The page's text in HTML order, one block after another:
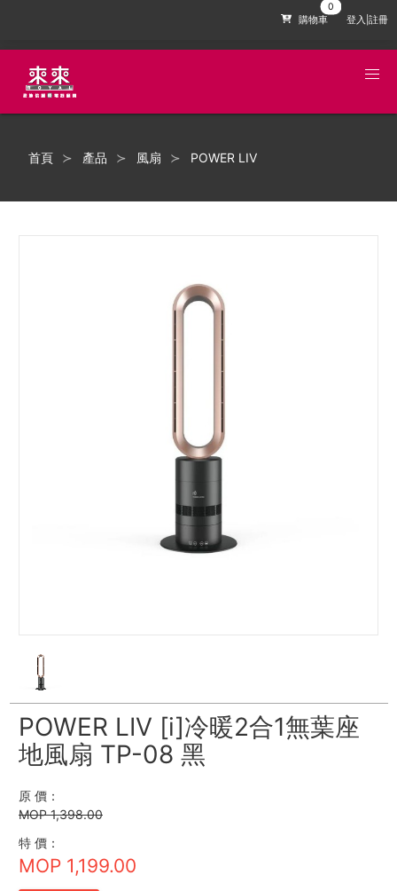
購物車 登入|註冊
首頁 產品 風扇 POWER LIV
POWER LIV [i]冷暖2合1無葉座
地風扇 TP-08 黑
原 價：
MOP 1,398.00
特 價：
MOP 1,199.00